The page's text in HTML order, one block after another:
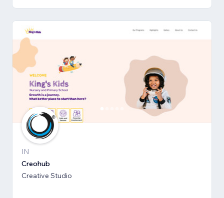
IN
Creohub
Creative Studio